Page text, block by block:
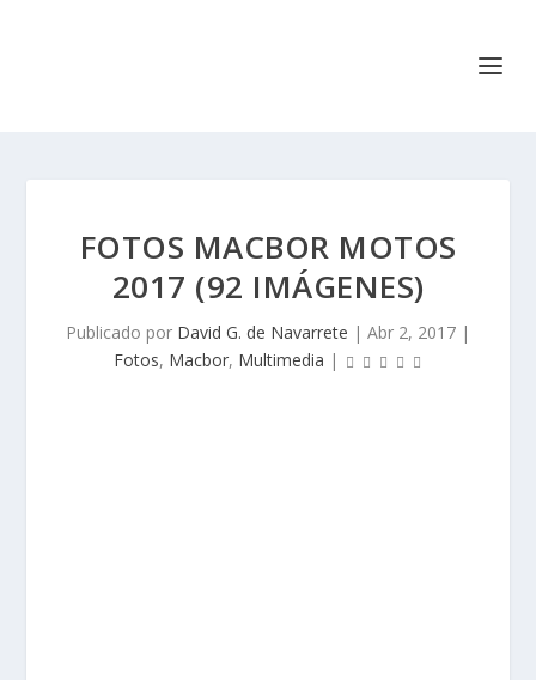
FOTOS MACBOR MOTOS
2017 (92 IMÁGENES)
Publicado por David G. de Navarrete | Abr 2, 2017 |
Fotos, Macbor, Multimedia |